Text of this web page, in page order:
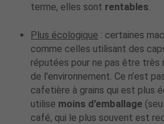
terme, elles sont rentables.
Plus écologique : certaines
comme celles utilisant des
réputées pour ne pas être très
de l'environnement. Ce n’est
cafetière à grains qui est plus
utilise moins d’emballage
café, qui le plus souvent est